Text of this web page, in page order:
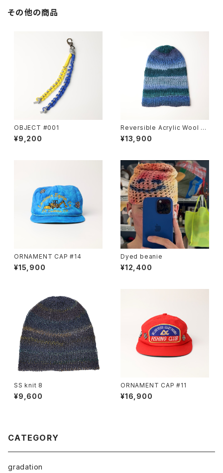
その他の商品
OBJECT #001
¥9,200
Reversible Acrylic Wool B
eanie
¥13,900
ORNAMENT CAP #14
¥15,900
Dyed beanie
¥12,400
SS knit 8
¥9,600
ORNAMENT CAP #11
¥16,900
CATEGORY
gradation